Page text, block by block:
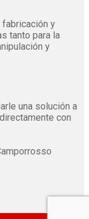
fabricación y
tanto para la
y
una solución a
con